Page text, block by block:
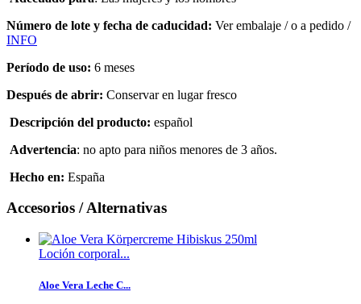
Número de lote y fecha de caducidad: Ver embalaje /o a pedido /
INFO
Período de uso: 6 meses
Después de abrir: Conservar en lugar fresco
Descripción del producto: español
Advertencia: no apto para niños menores de 3 años.
Hecho en: España
Accesorios / Alternativas
Loción corporal...
Aloe Vera Leche C...